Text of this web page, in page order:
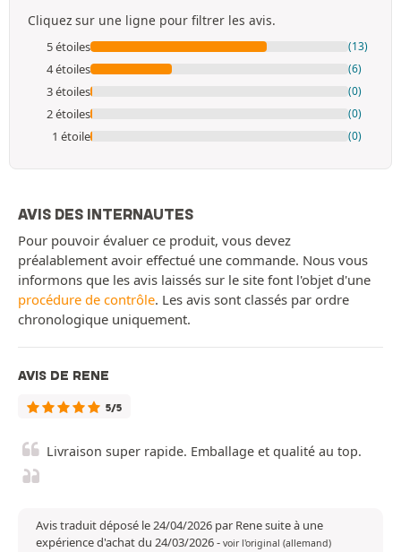
Cliquez sur une ligne pour filtrer les avis.
5 étoiles (13)
4 étoiles (6)
3 étoiles (0)
2 étoiles (0)
1 étoile (0)
AVIS DES INTERNAUTES
Pour pouvoir évaluer ce produit, vous devez
préalablement avoir effectué une commande. Nous vous
informons que les avis laissés sur le site font l'objet d'une
procédure de contrôle. Les avis sont classés par ordre
chronologique uniquement.
AVIS DE RENE
5/5
Livraison super rapide. Emballage et qualité au top.
Avis traduit déposé le 24/04/2026 par Rene suite à une
expérience d'achat du 24/03/2026- voir l'original (allemand)